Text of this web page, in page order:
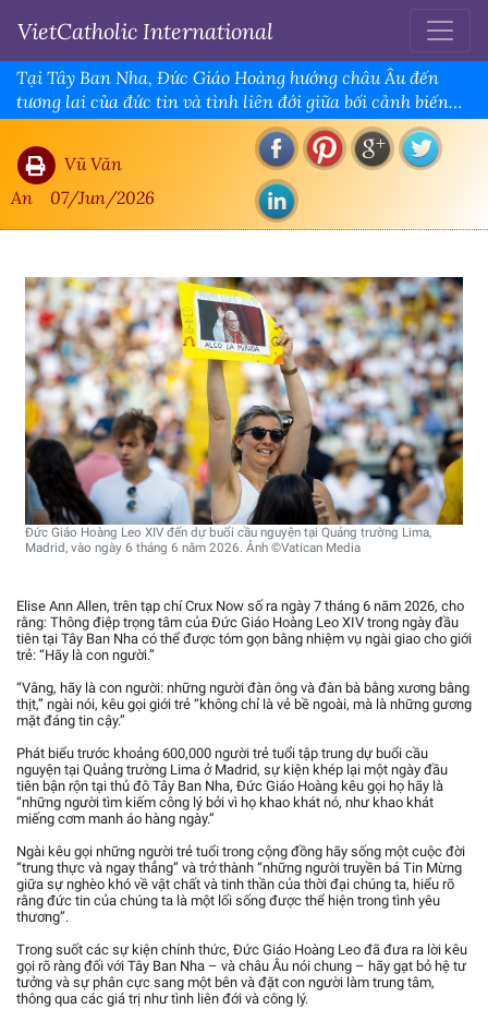
VietCatholic International
Tại Tây Ban Nha, Đức Giáo Hoàng hướng châu Âu đến
tương lai của đức tin và tình liên đới giữa bối cảnh biến
động toàn cầu
Vũ Văn
An
07/Jun/2026
Đức Giáo Hoàng Leo XIV đến dự buổi cầu nguyện tại Quảng trường Lima,
Madrid, vào ngày 6 tháng 6 năm 2026. Ảnh ©Vatican Media
Elise Ann Allen, trên tạp chí Crux Now số ra ngày 7 tháng 6 năm 2026, cho
rằng: Thông điệp trọng tâm của Đức Giáo Hoàng Leo XIV trong ngày đầu
tiên tại Tây Ban Nha có thể được tóm gọn bằng nhiệm vụ ngài giao cho giới
trẻ: “Hãy là con người.”
“Vâng, hãy là con người: những người đàn ông và đàn bà bằng xương bằng
thịt,” ngài nói, kêu gọi giới trẻ “không chỉ là vẻ bề ngoài, mà là những gương
mặt đáng tin cậy.”
Phát biểu trước khoảng 600,000 người trẻ tuổi tập trung dự buổi cầu
nguyện tại Quảng trường Lima ở Madrid, sự kiện khép lại một ngày đầu
tiên bận rộn tại thủ đô Tây Ban Nha, Đức Giáo Hoàng kêu gọi họ hãy là
“những người tìm kiếm công lý bởi vì họ khao khát nó, như khao khát
miếng cơm manh áo hàng ngày.”
Ngài kêu gọi những người trẻ tuổi trong cộng đồng hãy sống một cuộc đời
“trung thực và ngay thẳng” và trở thành “những người truyền bá Tin Mừng
giữa sự nghèo khó về vật chất và tinh thần của thời đại chúng ta, hiểu rõ
rằng đức tin của chúng ta là một lối sống được thể hiện trong tình yêu
thương”.
Trong suốt các sự kiện chính thức, Đức Giáo Hoàng Leo đã đưa ra lời kêu
gọi rõ ràng đối với Tây Ban Nha – và châu Âu nói chung – hãy gạt bỏ hệ tư
tưởng và sự phân cực sang một bên và đặt con người làm trung tâm,
thông qua các giá trị như tình liên đới và công lý.